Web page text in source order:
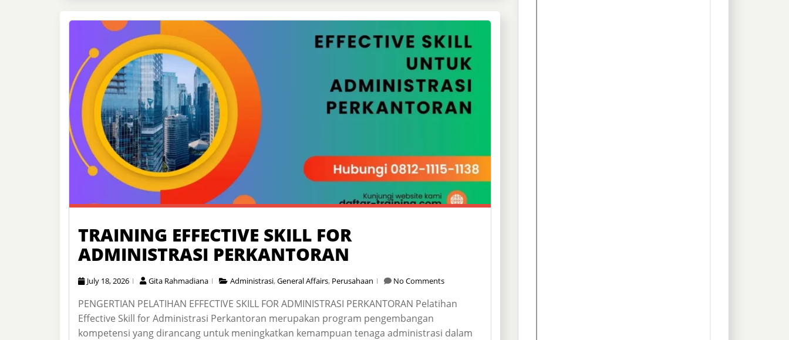
TRAINING EFFECTIVE SKILL FOR
ADMINISTRASI PERKANTORAN
July 18, 2026 Gita Rahmadiana Administrasi,General Affairs, Perusahaan No Comments
PENGERTIAN PELATIHAN EFFECTIVE SKILL FOR ADMINISTRASI PERKANTORAN Pelatihan
Effective Skill for Administrasi Perkantoran merupakan program pengembangan
kompetensi yang dirancang untuk meningkatkan kemampuan tenaga administrasi dalam